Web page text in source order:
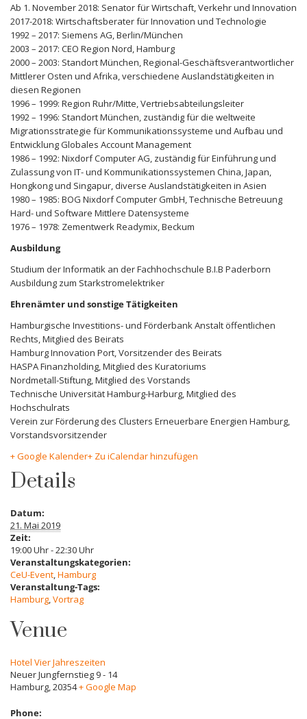
Ab 1. November 2018: Senator für Wirtschaft, Verkehr und Innovation
2017-2018: Wirtschaftsberater für Innovation und Technologie
1992 – 2017: Siemens AG, Berlin/München
2003 – 2017: CEO Region Nord, Hamburg
2000 – 2003: Standort München, Regional-Geschäftsverantwortlicher
Mittlerer Osten und Afrika, verschiedene Auslandstätigkeiten in
diesen Regionen
1996 – 1999: Region Ruhr/Mitte, Vertriebsabteilungsleiter
1992 – 1996: Standort München, zuständig für die weltweite
Migrationsstrategie für Kommunikationssysteme und Aufbau und
Entwicklung Globales Account Management
1986 – 1992: Nixdorf Computer AG, zuständig für Einführung und
Zulassung von IT- und Kommunikationssystemen China, Japan,
Hongkong und Singapur, diverse Auslandstätigkeiten in Asien
1980 – 1985: BOG Nixdorf Computer GmbH, Technische Betreuung
Hard- und Software Mittlere Datensysteme
1976 – 1978: Zementwerk Readymix, Beckum
Ausbildung
Studium der Informatik an der Fachhochschule B.I.B Paderborn
Ausbildung zum Starkstromelektriker
Ehrenämter und sonstige Tätigkeiten
Hamburgische Investitions- und Förderbank Anstalt öffentlichen
Rechts, Mitglied des Beirats
Hamburg Innovation Port, Vorsitzender des Beirats
HASPA Finanzholding, Mitglied des Kuratoriums
Nordmetall-Stiftung, Mitglied des Vorstands
Technische Universität Hamburg-Harburg, Mitglied des
Hochschulrats
Verein zur Förderung des Clusters Erneuerbare Energien Hamburg,
Vorstandsvorsitzender
+ Google Kalender+ Zu iCalendar hinzufügen
Details
Datum:
21. Mai 2019
Zeit:
19:00 Uhr - 22:30 Uhr
Veranstaltungskategorien:
CeU-Event,Hamburg
Veranstaltung-Tags:
Hamburg,Vortrag
Venue
Hotel Vier Jahreszeiten
Neuer Jungfernstieg 9 - 14
Hamburg,20354+ Google Map
Phone: